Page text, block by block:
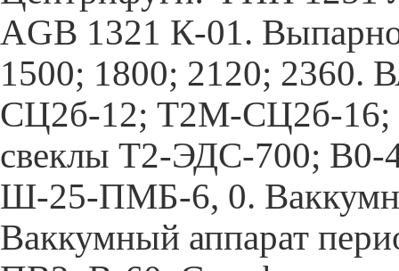
AGB 1321 К-01.
1500; 1800; 2120; 2360.
СЦ2б-12; Т2М-СЦ2б-16;
свеклы Т2-ЭДС-700; В0-
Ш-25-ПМБ-6, 0.
Ваккумный аппарат